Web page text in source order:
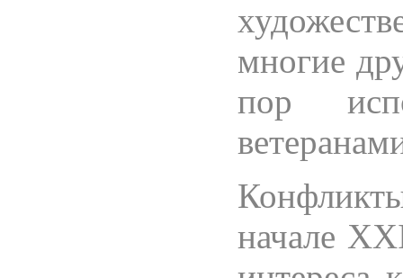
многие
пор
начале